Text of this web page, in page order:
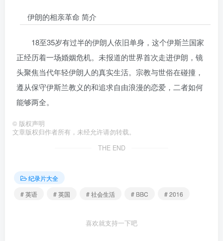
伊朗的相亲革命 简介
18至35岁有过半的伊朗人依旧单身，这个伊斯兰国家
正经历着一场婚姻危机。未报道的世界首次走进伊朗，镜
头聚焦当代年轻伊朗人的真实生活。宗教与世俗在碰撞，
遵从保守伊斯兰教义的和追求自由浪漫的恋爱，二者如何
能够两全。
© 版权声明
文章版权归作者所有，未经允许请勿转载。
THE END
纪录片大全
# 英语
# 英国 # 社会生活 # BBC # 2016
喜欢就支持一下吧